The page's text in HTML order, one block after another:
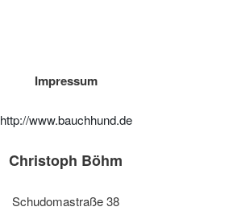
Impressum
http://www.bauchhund.de
Christoph Böhm
Schudomastraße 38